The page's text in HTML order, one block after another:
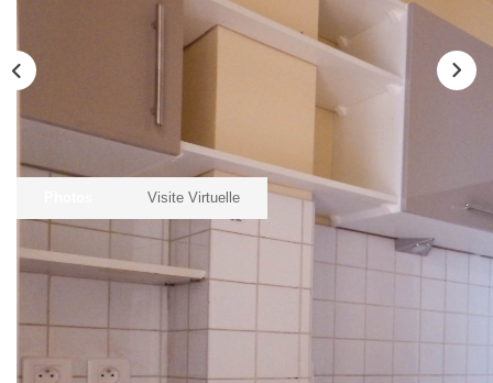
Biens Vendus
LOUER
Nos Annonces
Louer Avec Okey
Dossier De Candidature
Visite Virtuelle
Description